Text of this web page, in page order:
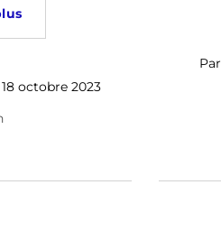
octobre 2023
Par